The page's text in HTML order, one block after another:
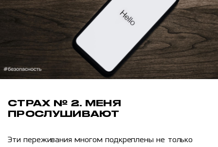
СТРАХ № 2. МЕНЯ
ПРОСЛУШИВАЮТ
Эти переживания многом подкреплены не только